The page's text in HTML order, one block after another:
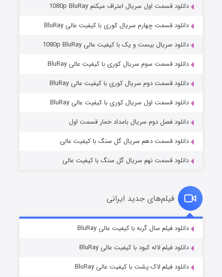
وستی ها
قسمت۱ (زیرنویس) منتشر شد
قسمت۶ (زیرنویس) منتشر شد
دانلود قسمت اول سریال اعتراف میکنم 1080p BluRay
دانلود قسمت چهارم سریال کوری با کیفیت عالی BluRay
دانلود سریال بیست و یک با کیفیت عالی 1080p BluRay
دانلود قسمت سوم سریال کوری با کیفیت عالی BluRay
دانلود قسمت دوم سریال کوری با کیفیت عالی BluRay
دانلود قسمت اول سریال کوری با کیفیت عالی BluRay
دانلود فصل دوم سریال بامداد خمار قسمت اول
دانلود قسمت دهم سریال گل سنگ با کیفیت عالی
دانلود قسمت نهم سریال گل سنگ با کیفیت عالی
فیلم‌های جدید ایرانی
دانلود فیلم سال گربه با کیفیت عالی BluRay
دانلود فیلم لاله کبود با کیفیت عالی BluRay
دانلود فیلم لاک پشت با کیفیت عالی BluRay